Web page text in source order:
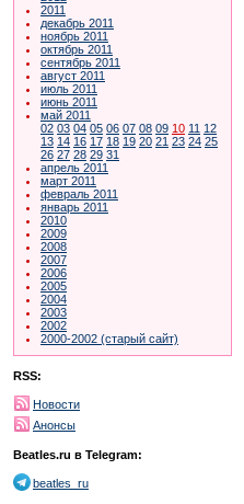
2011
декабрь 2011
ноябрь 2011
октябрь 2011
сентябрь 2011
август 2011
июль 2011
июнь 2011
май 2011
02 03 04 05 06 07 08 09 10 11 12
13 14 16 17 18 19 20 21 23 24 25
26 27 28 29 31
апрель 2011
март 2011
февраль 2011
январь 2011
2010
2009
2008
2007
2006
2005
2004
2003
2002
2000-2002 (старый сайт)
RSS:
Новости
Анонсы
Beatles.ru в Telegram:
beatles_ru